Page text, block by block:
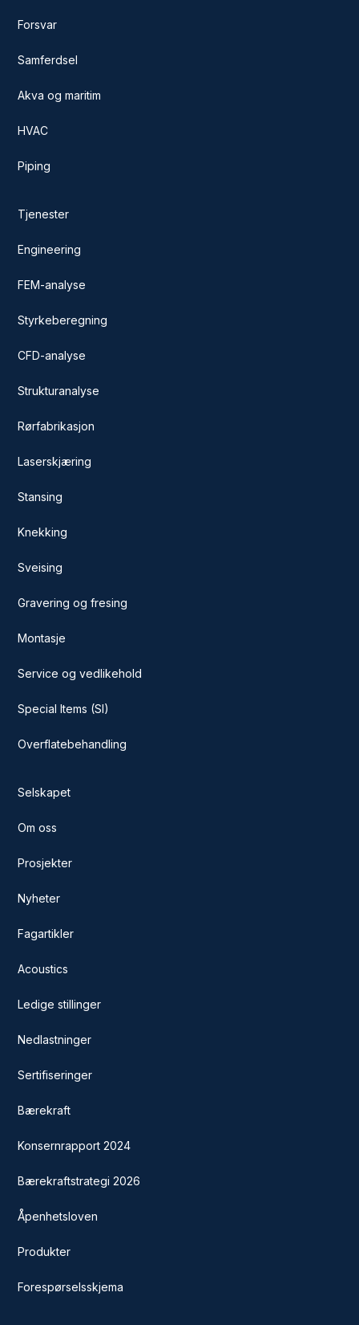
Forsvar
Samferdsel
Akva og maritim
HVAC
Piping
Tjenester
Engineering
FEM-analyse
Styrkeberegning
CFD-analyse
Strukturanalyse
Rørfabrikasjon
Laserskjæring
Stansing
Knekking
Sveising
Gravering og fresing
Montasje
Service og vedlikehold
Special Items (SI)
Overflatebehandling
Selskapet
Om oss
Prosjekter
Nyheter
Fagartikler
Acoustics
Ledige stillinger
Nedlastninger
Sertifiseringer
Bærekraft
Konsernrapport 2024
Bærekraftstrategi 2026
Åpenhetsloven
Produkter
Forespørselsskjema